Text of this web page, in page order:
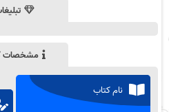
مشخصات
نام کتاب